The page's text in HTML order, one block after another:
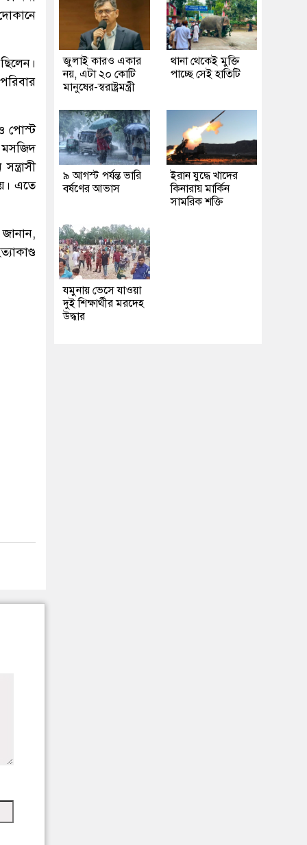
পোস্ট
মসজিদ
এতে
জুলাই কারও একার
নয়, এটা ২০ কোটি
মানুষের-স্বরাষ্ট্রমন্ত্রী
থানা থেকেই মুক্তি
পাচ্ছে সেই হাতিটি
৯ আগস্ট পর্যন্ত ভারি
বর্ষণের আভাস
ইরান যুদ্ধে খাদের
কিনারায় মার্কিন
সামরিক শক্তি
যমুনায় ভেসে যাওয়া
দুই শিক্ষার্থীর মরদেহ
উদ্ধার